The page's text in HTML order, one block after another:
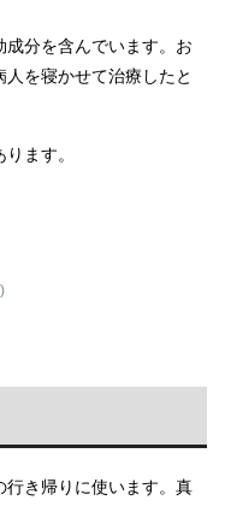
分を含んでいます。お
を寝かせて治療したと
ます。
行き帰りに使います。真